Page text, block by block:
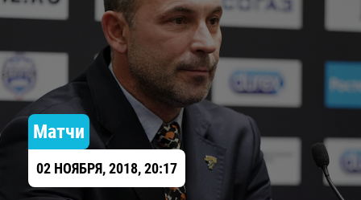
Матчи
02 НОЯБРЯ, 2018, 20:17